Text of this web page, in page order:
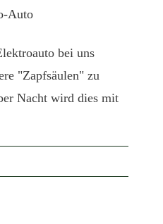
Auto
bei uns
"Zapfsäulen" zu
Nacht wird dies mit